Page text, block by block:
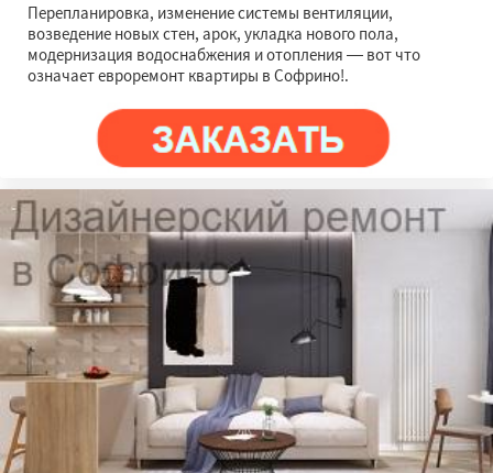
Перепланировка, изменение системы вентиляции,
возведение новых стен, арок, укладка нового пола,
модернизация водоснабжения и отопления — вот что
означает евроремонт квартиры в Софрино!.